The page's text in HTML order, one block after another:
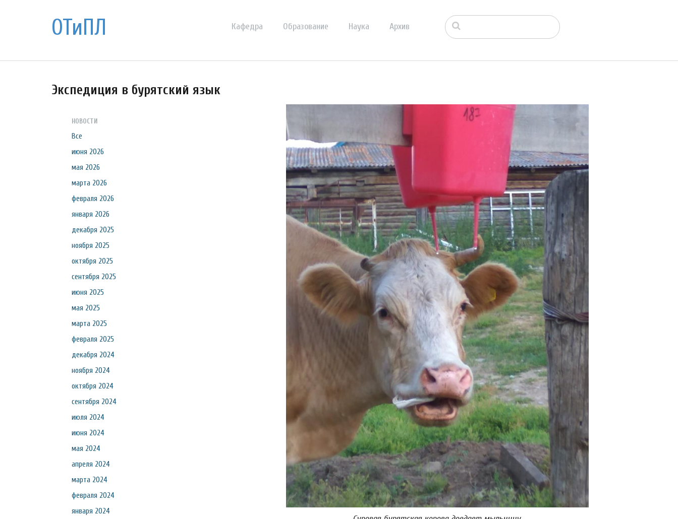
ОТиПЛ Кафедра Образование Наука Архив
Экспедиция в бурятский язык
НОВОСТИ
Все
июня 2026
мая 2026
марта 2026
февраля 2026
января 2026
декабря 2025
ноября 2025
октября 2025
сентября 2025
июня 2025
мая 2025
марта 2025
февраля 2025
декабря 2024
ноября 2024
октября 2024
сентября 2024
июля 2024
июня 2024
мая 2024
апреля 2024
марта 2024
февраля 2024
января 2024